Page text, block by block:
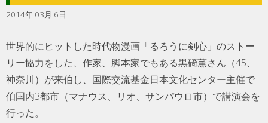
2014年 03月 6日
世界的にヒットした時代物漫画「るろうに剣心」のストー
リー協力をした、作家、脚本家でもある黒碕薫さん（45、
神奈川）が来伯し、国際交流基金日本文化センター主催で
伯国内3都市（マナウス、リオ、サンパウロ市）で講演会を
行った。